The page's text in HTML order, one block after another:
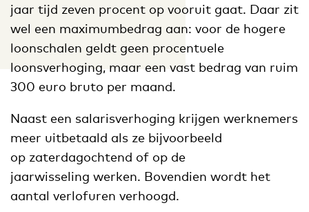
jaar tijd zeven procent op vooruit gaat. Daar zit
wel een maximumbedrag aan: voor de hogere
loonschalen geldt geen procentuele
loonsverhoging, maar een vast bedrag van ruim
300 euro bruto per maand.
Naast een salarisverhoging krijgen werknemers
meer uitbetaald als ze bijvoorbeeld
op zaterdagochtend of op de
jaarwisseling werken. Bovendien wordt het
aantal verlofuren verhoogd.